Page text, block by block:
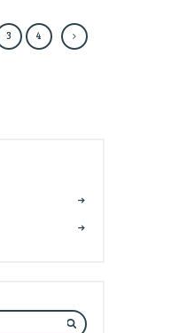
3 4